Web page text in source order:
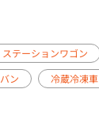
ステーションワゴン
ン 冷蔵冷凍車